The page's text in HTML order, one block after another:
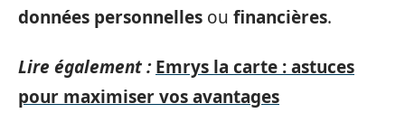
données personnelles ou financières.
Lire également : Emrys la carte : astuces
pour maximiser vos avantages